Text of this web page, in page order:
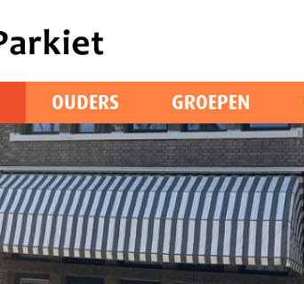
OUDERS GROEPEN